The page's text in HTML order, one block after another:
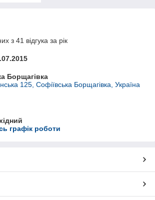
з 41 відгука за рік
Борщагівка
125, Софіївська Борщагівка, Україна
графік роботи